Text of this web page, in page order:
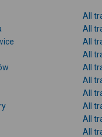
All
All
All
All
All
All
All
All
All
All